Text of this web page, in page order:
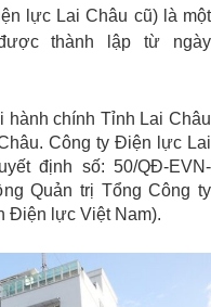
lực Lai Châu cũ) là một
thành lập từ ngày
chính Tỉnh Lai Châu
Công ty Điện lực Lai
định số: 50/QĐ-EVN-
Quản trị Tổng Công ty
Điện lực Việt Nam).